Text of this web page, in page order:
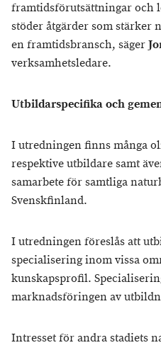
framtidsförutsättningar och
stöder åtgärder som stärker
en framtidsbransch, säger
verksamhetsledare.
Utbildarspecifika och
I utredningen finns många
respektive utbildare samt
samarbete för samtliga
Svenskfinland.
I utredningen föreslås att
specialisering inom vissa
kunskapsprofil.
marknadsföringen av
Intresset för andra stadiets